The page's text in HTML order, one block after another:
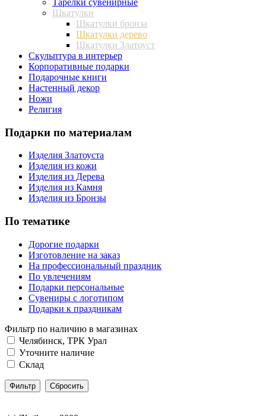
Шкатулки
Шкатулки бронза
Шкатулки дерево
Шкатулки Златоуст
Скульптура в интерьер
Корпоративные подарки
Подарочные книги
Настенный декор
Ножи
Религия
Подарки по материалам
Изделия Златоуста
Изделия из кожи
Изделия из Дерева
Изделия из Камня
Изделия из Бронзы
По тематике
Дорогие подарки
Изготовление на заказ
На профессиональный праздник
По увлечениям
Подарки персональные
Сувениры с логотипом
Подарки к праздникам
Фильтр по наличию в магазинах
Челябинск, ТРК Урал
Уточните наличие
Склад